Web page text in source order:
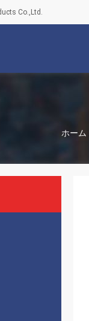
Co.,Ltd.
ホーム